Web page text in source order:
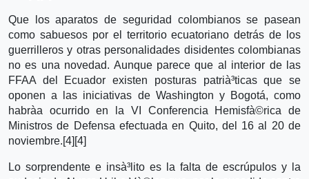
Que los aparatos de seguridad colombianos se pasean
como sabuesos por el territorio ecuatoriano detrás de los
guerrilleros y otras personalidades disidentes colombianas
no es una novedad. Aunque parece que al interior de las
FFAA del Ecuador existen posturas patrià³ticas que se
oponen a las iniciativas de Washington y Bogotá, como
habrà­a ocurrido en la VI Conferencia Hemisfà©rica de
Ministros de Defensa efectuada en Quito, del 16 al 20 de
noviembre.[4][4]
Lo sorprendente e insà³lito es la falta de escrúpulos y la